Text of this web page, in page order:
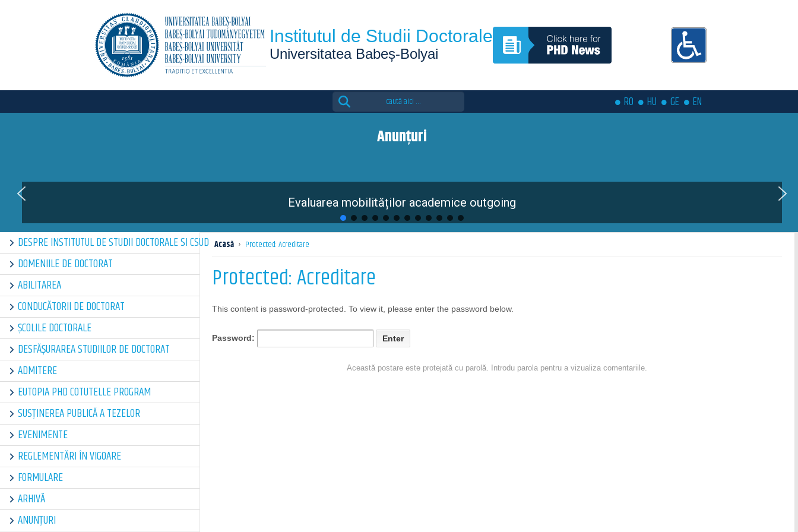
Institutul de Studii Doctorale
Universitatea Babeș-Bolyai
Search
for:
RO HU GE EN
Anunțuri
Evaluarea mobilităților academice outgoing
DESPRE INSTITUTUL DE STUDII DOCTORALE SI CSUD
DOMENIILE DE DOCTORAT
ABILITAREA
CONDUCĂTORII DE DOCTORAT
ȘCOLILE DOCTORALE
DESFĂȘURAREA STUDIILOR DE DOCTORAT
ADMITERE
EUTOPIA PHD COTUTELLE PROGRAM
SUSȚINEREA PUBLICĂ A TEZELOR
EVENIMENTE
REGLEMENTĂRI ÎN VIGOARE
FORMULARE
ARHIVĂ
ANUNȚURI
Acasă › Protected: Acreditare
Protected: Acreditare
This content is password-protected. To view it, please enter the password below.
Password:
Această postare este protejată cu parolă. Introdu parola pentru a vizualiza comentariile.